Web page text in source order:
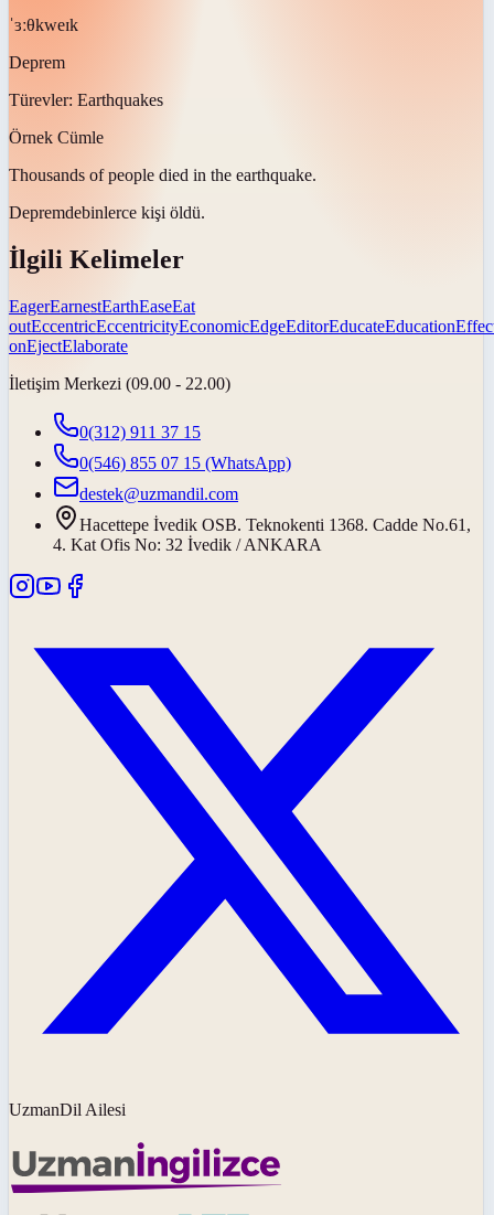
ˈɜːθkweɪk
Deprem
Türevler: Earthquakes
Örnek Cümle
Thousands of people died in the earthquake.
Depremdebinlerce kişi öldü.
İlgili Kelimeler
EagerEarnestEarthEaseEat
outEccentricEccentricityEconomicEdgeEditorEducateEducation
onEjectElaborate
İletişim Merkezi (09.00 - 22.00)
0(312) 911 37 15
0(546) 855 07 15 (WhatsApp)
destek@uzmandil.com
Hacettepe İvedik OSB. Teknokenti 1368. Cadde No.61,
4. Kat Ofis No: 32 İvedik / ANKARA
UzmanDil Ailesi